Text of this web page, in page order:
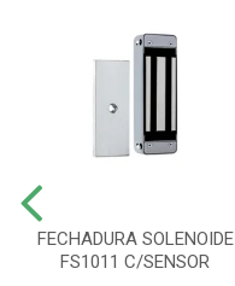
FECHADURA SOLENOIDE
FS1011 C/SENSOR